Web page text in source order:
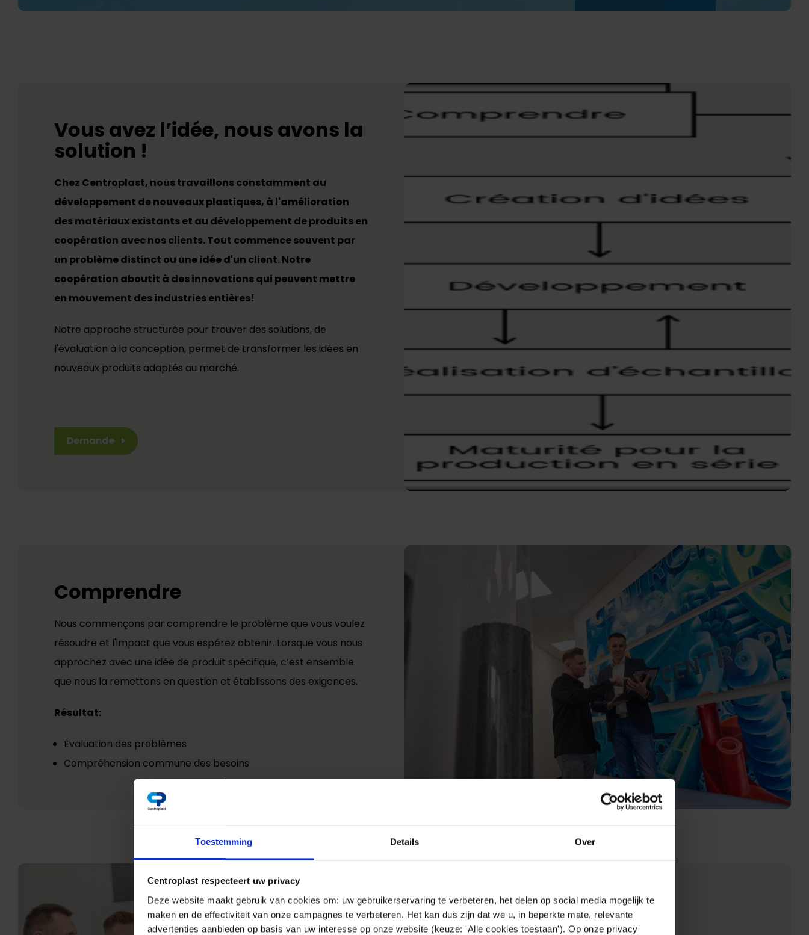
Toestemming Details Over
Centroplast respecteert uw privacy
Deze website maakt gebruik van cookies om: uw gebruikerservaring te verbeteren, het delen op social media mogelijk te
maken en de effectiviteit van onze campagnes te verbeteren. Het kan dus zijn dat we u, in beperkte mate, relevante
advertenties aanbieden op basis van uw interesse op onze website (keuze: 'Alle cookies toestaan'). Op onze privacy
Vous avez l’idée, nous avons la
solution !
Chez Centroplast, nous travaillons constamment au
développement de nouveaux plastiques, à l'amélioration
des matériaux existants et au développement de produits en
coopération avec nos clients. Tout commence souvent par
un problème distinct ou une idée d'un client. Notre
coopération aboutit à des innovations qui peuvent mettre
en mouvement des industries entières!
Notre approche structurée pour trouver des solutions, de
l'évaluation à la conception, permet de transformer les idées en
nouveaux produits adaptés au marché.
Demande
Comprendre
Nous commençons par comprendre le problème que vous voulez
résoudre et l'impact que vous espérez obtenir. Lorsque vous nous
approchez avec une idée de produit spécifique, c’est ensemble
que nous la remettons en question et établissons des exigences.
Résultat:
Évaluation des problèmes
Compréhension commune des besoins
Création d'idées